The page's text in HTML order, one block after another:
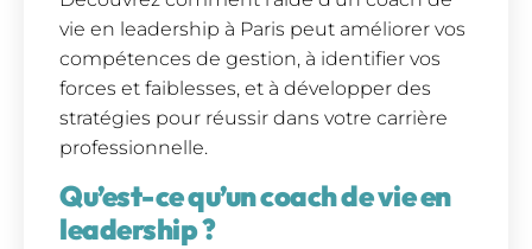
vie en leadership à Paris peut améliorer vos
compétences de gestion, à identifier vos
forces et faiblesses, et à développer des
stratégies pour réussir dans votre carrière
professionnelle.
Qu’est-ce qu’un coach de vie en
leadership ?